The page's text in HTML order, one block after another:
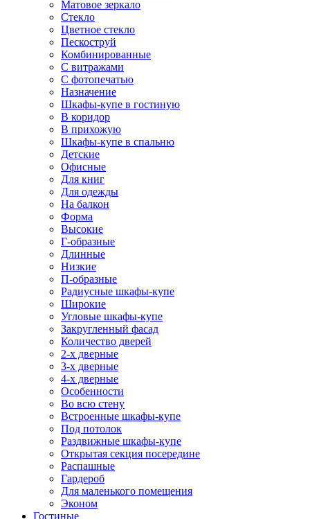
Матовое зеркало
Стекло
Цветное стекло
Пескоструй
Комбинированные
С витражами
С фотопечатью
Назначение
Шкафы-купе в гостиную
В коридор
В прихожую
Шкафы-купе в спальню
Детские
Офисные
Для книг
Для одежды
На балкон
Форма
Высокие
Г-образные
Длинные
Низкие
П-образные
Радиусные шкафы-купе
Широкие
Угловые шкафы-купе
Закругленный фасад
Количество дверей
2-х дверные
3-х дверные
4-х дверные
Особенности
Во всю стену
Встроенные шкафы-купе
Под потолок
Раздвижные шкафы-купе
Открытая секция посередине
Распашные
Гардероб
Для маленького помещения
Эконом
Гостиные